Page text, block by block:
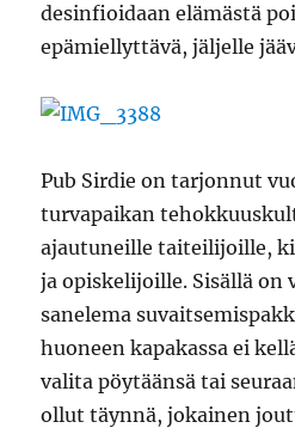
desinfioidaan elämästä
epämiellyttävä, jäljelle
Pub Sirdie on tarjonnut
turvapaikan
ajautuneille taiteilijoille,
ja opiskelijoille. Sisällä
sanelema
huoneen kapakassa ei
valita pöytäänsä tai
ollut täynnä, jokainen